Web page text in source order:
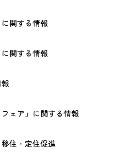
に関する情報
に関する情報
フェア」に関する情報
住・定住促進